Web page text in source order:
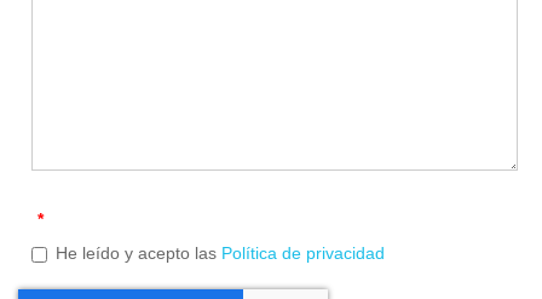
*
He leído y acepto las Política de privacidad